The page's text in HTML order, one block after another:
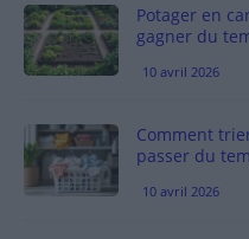
Potager en
gagner du
10 avril 2026
Comment
passer du
10 avril 2026